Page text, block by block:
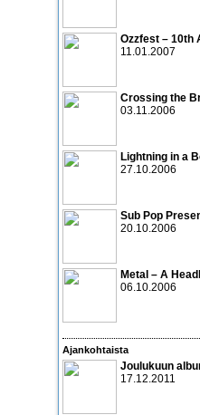
Ozzfest – 10th
11.01.2007
Crossing the
03.11.2006
Lightning in a
27.10.2006
Sub Pop
20.10.2006
Metal – A
06.10.2006
Ajankohtaista
Joulukuun
17.12.2011